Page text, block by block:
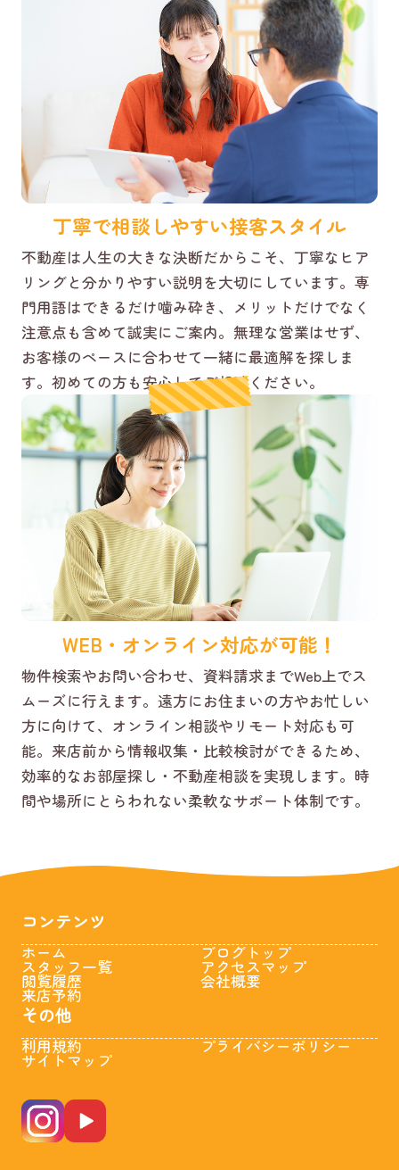
丁寧で相談しやすい接客スタイル
不動産は人生の大きな決断だからこそ、丁寧なヒア
リングと分かりやすい説明を大切にしています。専
門用語はできるだけ噛み砕き、メリットだけでなく
注意点も含めて誠実にご案内。無理な営業はせず、
お客様のペースに合わせて一緒に最適解を探しま
す。初めての方も安心してご相談ください。
WEB・オンライン対応が可能！
物件検索やお問い合わせ、資料請求までWeb上でス
ムーズに行えます。遠方にお住まいの方やお忙しい
方に向けて、オンライン相談やリモート対応も可
能。来店前から情報収集・比較検討ができるため、
効率的なお部屋探し・不動産相談を実現します。時
間や場所にとらわれない柔軟なサポート体制です。
コンテンツ
ホーム
スタッフ一覧
閲覧履歴
来店予約
ブログトップ
アクセスマップ
会社概要
その他
利用規約
サイトマップ
プライバシーポリシー